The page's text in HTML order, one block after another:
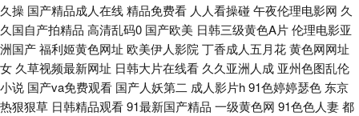
亚洲先锋资源网 91青娱乐国产视频 丰满人妻一区二区三区 欧亚美日
91ncom男春 91在线免费视频观看 人妻少妇精品视频 91成年进入人口 91匿
名大神人妻在线 免费91看片 亚州成人色网 91香蕉视频在线观 韩国美女领居
久操 国产精品成人在线精品免费看 人人看操碰午夜伦理电影网 久
久国自产拍精品 高清乱码0 国产欧美 日韩三级黄色A片伦理电影亚
洲国产福利姬黄色网址 欧美伊人影院 丁香成人五月花黄色网网址
女 久草视频最新网址 日韩大片在线看 久久亚洲人成 亚州色图乱伦
小说 国产va免费观看 国产人妖第二 成人影片h91色婷婷瑟色 东京
热狠狠草 日韩精品观看91最新国产精品 一级黄色网 91色色人妻都